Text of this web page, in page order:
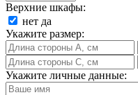
Верхние шкафы:
нет да
Укажите размер:
Укажите личные данные: